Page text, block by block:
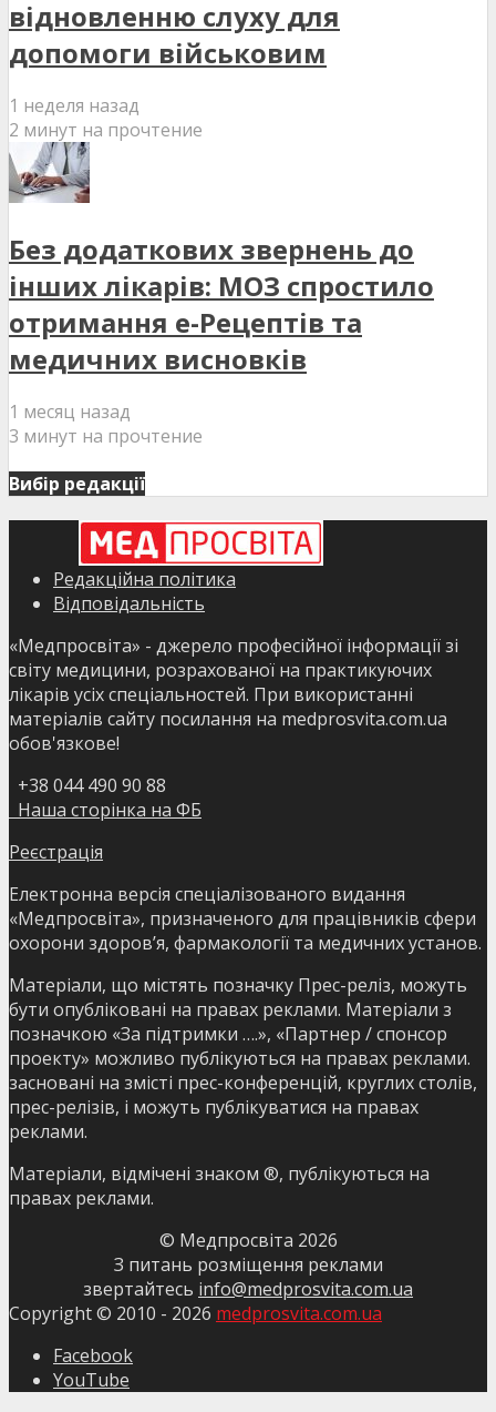
відновленню слуху для
допомоги військовим
1 неделя назад
2 минут на прочтение
Без додаткових звернень до
інших лікарів: МОЗ спростило
отримання е-Рецептів та
медичних висновків
1 месяц назад
3 минут на прочтение
Вибір редакції
Редакційна політика
Відповідальність
«Медпросвіта» - джерело професійної інформації зі
світу медицини, розрахованої на практикуючих
лікарів усіх спеціальностей. При використанні
матеріалів сайту посилання на medprosvita.com.ua
обов'язкове!
+38 044 490 90 88
Наша сторінка на ФБ
Реєстрація
Електронна версія спеціалізованого видання
«Медпросвіта», призначеного для працівників сфери
охорони здоров’я, фармакології та медичних установ.
Матеріали, що містять позначку Прес-реліз, можуть
бути опубліковані на правах реклами. Матеріали з
позначкою «За підтримки ….», «Партнер / спонсор
проекту» можливо публікуються на правах реклами.
засновані на змісті прес-конференцій, круглих столів,
прес-релізів, і можуть публікуватися на правах
реклами.
Матеріали, відмічені знаком ®, публікуються на
правах реклами.
© Медпросвіта 2026
З питань розміщення реклами
звертайтесь info@medprosvita.com.ua
Copyright © 2010 - 2026 medprosvita.com.ua
Facebook
YouTube